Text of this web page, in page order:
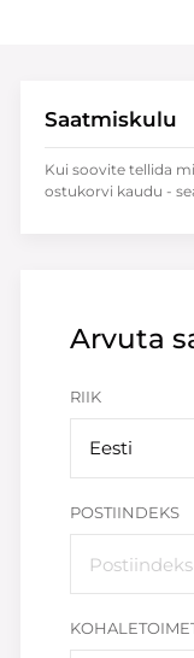
Arvuta
RIIK
Eesti
POSTIINDEKS
Saatmiskulu
Kui soovite tellida
ostukorvi kaudu -